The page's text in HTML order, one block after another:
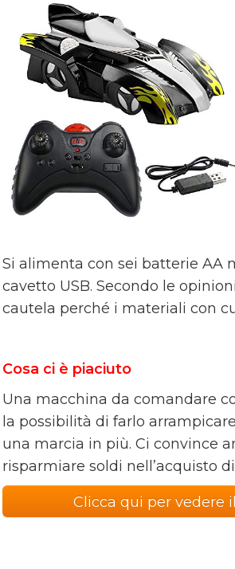
Si alimenta con sei batterie AA
cavetto USB. Secondo le
cautela perché i materiali con
Cosa ci è piaciuto
Una macchina da comandare
la possibilità di farlo
una marcia in più. Ci convince
risparmiare soldi nell’acquisto
Clicca qui per vedere